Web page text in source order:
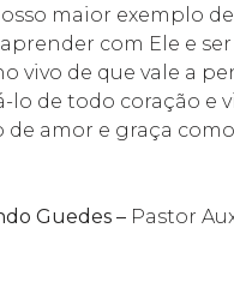
maior exemplo
com Ele e
vivo de que vale a
lo de todo coração e
amor e graça
Guedes – Pastor